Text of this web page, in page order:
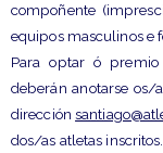
compoñente
equipos masculinos e
Para optar ó
deberán anotarse os/
dirección
dos/as atletas inscritos.